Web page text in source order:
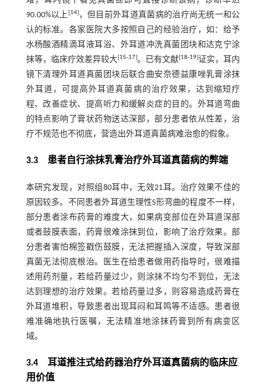
90.00%以上 [14]，但目前外耳道真菌病的治疗尚无统一和公
认的标准。各家医院大多按照自己的经验治疗，如：给予
水杨酸酒精滴耳液耳浴、外耳道冲洗真菌团块和达克宁涂
抹等，临床疗效差异较大[15-17]。已有文献[18-19]证实，耳内
镜下清理外耳道真菌团块后联合曲安奈德益康唑乳膏涂抹
外耳道，可提高外耳道真菌病的治疗效果，达到缩短疗
程、改善症状、提高听力和缓解炎症的目的。外耳道弯曲
的特点影响了膏状药物送达深部，部分患者依从性差，治
疗不规范也不彻底，营造出外耳道真菌病难治愈的假象。
3.3 患者自行涂抹乳膏治疗外耳道真菌病的弊端
本研究发现，对照组80耳中，无效21耳。治疗效果不佳的
原因较多。不同患者外耳道生理性S形弯曲的程度不一样，
部分患者涂布药膏的难度大，如果病变部位在外耳道深部
或者鼓膜表面，药膏很难涂抹到位，影响了治疗效果。部
分患者害怕棉签戳伤鼓膜，无法把握插入深度，导致深部
真菌无法彻底根治。医生在给患者做用药指导时，很难描
述用药剂量，若给药量过少，则涂抹不均匀不到位，无法
达到理想的治疗效果。若给药量过多，则容易造成药膏在
外耳道堆积，导致患者出现耳闷和耳鸣等不适感。患者很
难准确地执行医嘱，无法精准地涂抹药膏到所有病变区
域。
3.4 耳道推注式给药器治疗外耳道真菌病的临床应
用价值